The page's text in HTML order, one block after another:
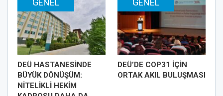
GENEL
DEÜ HASTANESİNDE
BÜYÜK DÖNÜŞÜM:
NİTELİKLİ HEKİM
GENEL
DEÜ’DE COP31 İÇİN
ORTAK AKIL BULUŞMASI